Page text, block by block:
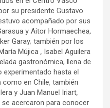
su presidente Gustavo
acompañado por sus
y Aitor Hormaechea,
Garay; también por los
Mújica , Isabel Aguilera
gastronómica, llena de
hasta el
en Chile, también
y Juan Manuel Iriart,
acercaron para conocer